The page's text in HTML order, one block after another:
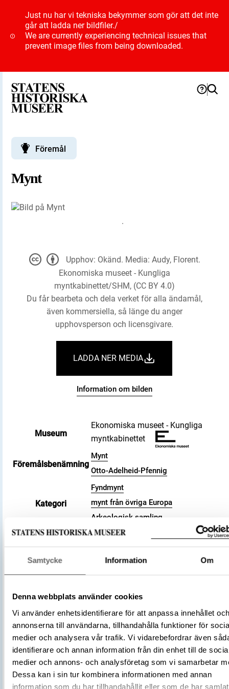
Samtycke Information Om
Denna webbplats använder cookies
Vi använder enhetsidentifierare för att anpassa innehållet och
annonserna till användarna, tillhandahålla funktioner för
medier och analysera vår trafik. Vi vidarebefordrar även
identifierare och annan information från din enhet till de
medier och annons- och analysföretag som vi samarbetar
Dessa kan i sin tur kombinera informationen med annan
information som du har tillhandahållit eller som de har
Just nu har vi tekniska bekymmer som gör att det inte
går att ladda ner bildfiler./
We are currently experiencing technical issues that
prevent image files from being downloaded.
Föremål
Mynt
Museum
Ekonomiska museet - Kungliga
myntkabinettet
Föremålsbenämning
Mynt
Otto-Adelheid-Pfennig
Kategori
Fyndmynt
mynt från övriga Europa
Arkeologisk samling
Valör
pfennig
Material
Silver
Storlek
Vikt 1.52 g
Datering
991 – 1040 (cirka)
Tillverkningsplats
Tyskland
Goslar
Tillverkare Okänd
(Myntherre)
Föremålsnummer
3001696
Litteratur
Zur Frage der Otto-Adelheid-Pfennige.
Versuch einer Systematisierung auf
des schwedischen Fundmaterials,
Upphov: Okänd. Media: Audy, Florent.
Ekonomiska museet - Kungliga
myntkabinettet/SHM, (CC BY 4.0)
Du får bearbeta och dela verket för alla ändamål,
även kommersiella, så länge du anger
upphovsperson och licensgivare.
LADDA NER MEDIA
Information om bilden